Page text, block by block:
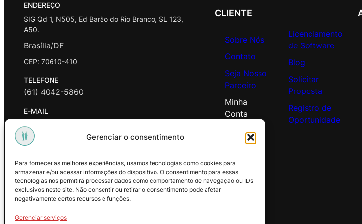
Gerenciar o consentimento
Para fornecer as melhores experiências, usamos tecnologias como cookies para
armazenar e/ou acessar informações do dispositivo. O consentimento para essas
tecnologias nos permitirá processar dados como comportamento de navegação ou IDs
exclusivos neste site. Não consentir ou retirar o consentimento pode afetar
negativamente certos recursos e funções.
Gerenciar serviços
ENDEREÇO
SIG Qd 1, N505, Ed Barão do Rio Branco, SL 123,
A50.
Brasília/DF
CEP: 70610-410
TELEFONE
(61) 4042-5860
E-MAIL
contato@promasters.net.br
HORÁRIO DE ATENDIMENTO
Facebook Instagram Youtube
CLIENTE
Sobre Nós
Contato
Seja Nosso
Parceiro
Minha
Conta
Licenciamento
de Software
Blog
Solicitar
Proposta
Registro de
Oportunidade